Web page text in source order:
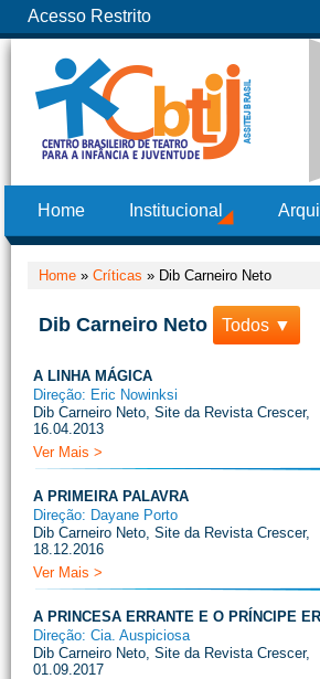
Acesso Restrito
Home Institucional
Home » Críticas » Dib Carneiro Neto
Dib Carneiro Neto Todos ▼
A LINHA MÁGICA
Direção: Eric Nowinksi
Dib Carneiro Neto, Site da Revista Crescer,
16.04.2013
Ver Mais >
A PRIMEIRA PALAVRA
Direção: Dayane Porto
Dib Carneiro Neto, Site da Revista Crescer,
18.12.2016
Ver Mais >
A PRINCESA ERRANTE E O PRÍNCIPE
Direção: Cia. Auspiciosa
Dib Carneiro Neto, Site da Revista Crescer,
01.09.2017